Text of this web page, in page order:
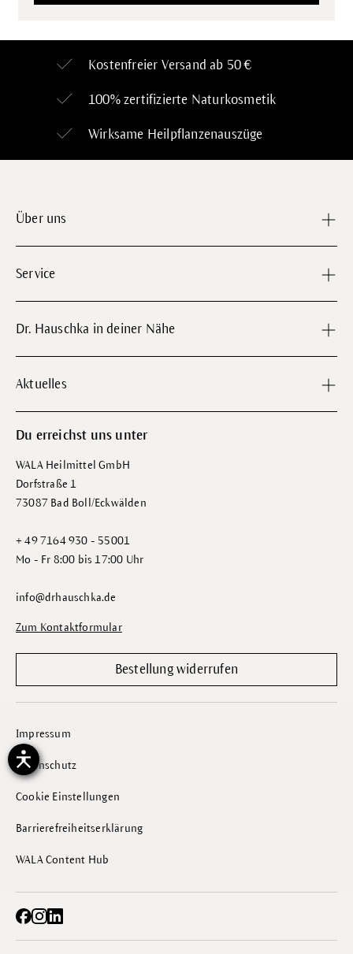
Kostenfreier Versand ab 50 €
100% zertifizierte Naturkosmetik
Wirksame Heilpflanzenauszüge
Über uns
Service
Dr. Hauschka in deiner Nähe
Aktuelles
Du erreichst uns unter
WALA Heilmittel GmbH
Dorfstraße 1
73087 Bad Boll/Eckwälden
+ 49 7164 930 - 55001
Mo - Fr 8:00 bis 17:00 Uhr
info@drhauschka.de
Zum Kontaktformular
Bestellung widerrufen
Impressum
Datenschutz
Cookie Einstellungen
Barrierefreiheitserklärung
WALA Content Hub